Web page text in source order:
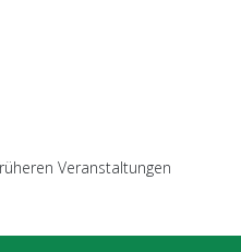
Veranstaltungen